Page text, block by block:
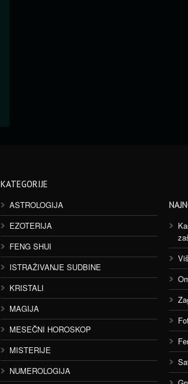
KATEGORIJE
ASTROLOGIJA
EZOTERIJA
FENG SHUI
ISTRAŽIVANJE SUDBINE
KRISTALI
MAGIJA
MESEČNI HOROSKOP
MISTERIJE
NUMEROLOGIJA